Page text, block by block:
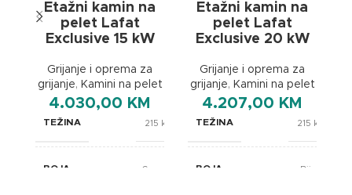
Etažni kamin na
pelet Lafat
Exclusive 15 kW
Grijanje i oprema za
grijanje, Kamini na pelet
4.030,00 KM
TEŽINA 215 kg
BOJA Crvena
Etažni kamin na
pelet Lafat
Exclusive 20 kW
Grijanje i oprema za
grijanje, Kamini na pelet
4.207,00 KM
TEŽINA 215 kg
BOJA Bijela